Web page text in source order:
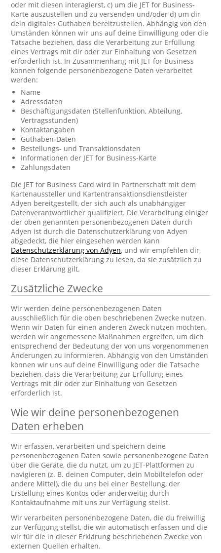
oder mit diesen interagierst, c) um die JET for Business-
Karte auszustellen und zu versenden und/oder d) um dir
dein digitales Guthaben bereitzustellen. Abhängig von den
Umständen können wir uns auf deine Einwilligung oder die
Tatsache beziehen, dass die Verarbeitung zur Erfüllung
eines Vertrags mit dir oder zur Einhaltung von Gesetzen
erforderlich ist. In Zusammenhang mit JET for Business
können folgende personenbezogene Daten verarbeitet
werden:
Name
Adressdaten
Beschäftigungsdaten (Stellenfunktion, Abteilung,
Vertragsstunden)
Kontaktangaben
Guthaben-Daten
Bestellungs- und Transaktionsdaten
Informationen der JET for Business-Karte
Zahlungsdaten
Die JET for Business Card wird in Partnerschaft mit dem
Kartenaussteller und Kartentransaktionsdienstleister
Adyen bereitgestellt, der sich auch als unabhängiger
Datenverantwortlicher qualifiziert. Die Verarbeitung einiger
der oben genannten personenbezogenen Daten durch
Adyen ist durch die Datenschutzerklärung von Adyen
abgedeckt, die hier eingesehen werden kann
Datenschutzerklärung von Adyen, und wir empfehlen dir,
diese Datenschutzerklärung zu lesen, da sie zusätzlich zu
dieser Erklärung gilt.
Zusätzliche Zwecke
Wir werden deine personenbezogenen Daten
ausschließlich für die oben beschriebenen Zwecke nutzen.
Wenn wir Daten für einen anderen Zweck nutzen möchten,
werden wir angemessene Maßnahmen ergreifen, um dich
entsprechend der Bedeutung der von uns vorgenommenen
Änderungen zu informieren. Abhängig von den Umständen
können wir uns auf deine Einwilligung oder die Tatsache
beziehen, dass die Verarbeitung zur Erfüllung eines
Vertrags mit dir oder zur Einhaltung von Gesetzen
erforderlich ist.
Wie wir deine personenbezogenen
Daten erheben
Wir erfassen, verarbeiten und speichern deine
personenbezogenen Daten sowie personenbezogene Daten
über die Geräte, die du nutzt, um zu JET-Plattformen zu
navigieren (z. B. deinen Computer, dein Mobiltelefon oder
andere Mittel), die du uns bei einer Bestellung, der
Erstellung eines Kontos oder anderweitig durch
Kontaktaufnahme mit uns zur Verfügung stellst.
Wir verarbeiten personenbezogene Daten, die du freiwillig
zur Verfügung stellst, die wir automatisch erfassen und die
wir für die in dieser Erklärung beschriebenen Zwecke von
externen Quellen erhalten.